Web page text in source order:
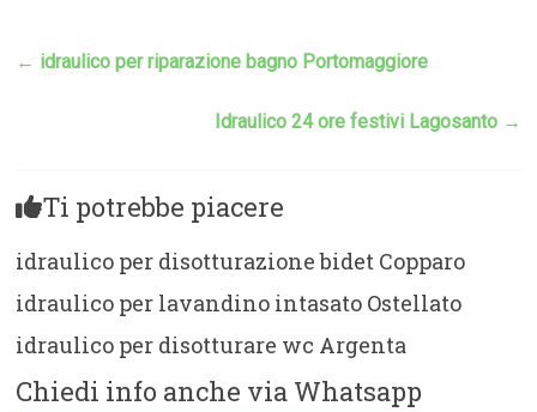
← idraulico per riparazione bagno Portomaggiore
Idraulico 24 ore festivi Lagosanto →
Ti potrebbe piacere
idraulico per disotturazione bidet Copparo
idraulico per lavandino intasato Ostellato
idraulico per disotturare wc Argenta
Chiedi info anche via Whatsapp